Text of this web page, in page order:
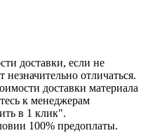
доставки, если не
отличаться.
доставки материала
к менеджерам
в 1 клик".
100% предоплаты.